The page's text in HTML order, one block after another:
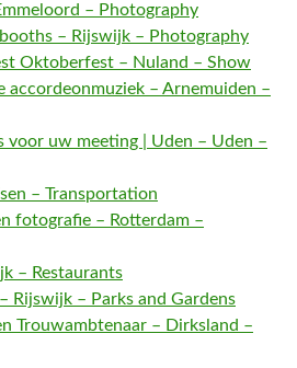
– Photography
– Rijswijk – Photography
Oktoberfest – Nuland – Show
accordeonmuziek – Arnemuiden –
voor uw meeting | Uden – Uden –
– Transportation
fotografie – Rotterdam –
– Restaurants
Rijswijk – Parks and Gardens
Trouwambtenaar – Dirksland –